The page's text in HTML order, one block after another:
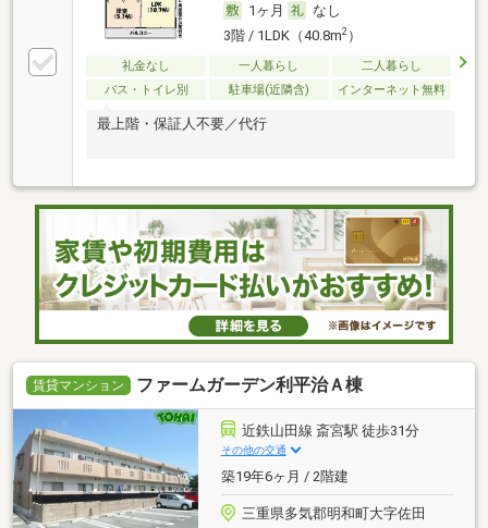
1ヶ月
なし
3階 / 1LDK（40.8m2）
礼金なし 一人暮らし
二人暮らし
バス・トイレ別
駐車場(近隣含) インターネット無料
最上階・保証人不要／代行
賃貸マンション ファームガーデン利平治Ａ棟
近鉄山田線 斎宮駅 徒歩31分
その他の交通
築19年6ヶ月 / 2階建
三重県多気郡明和町大字佐田